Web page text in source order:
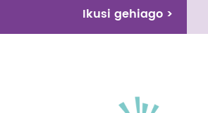
Ikusi gehiago >